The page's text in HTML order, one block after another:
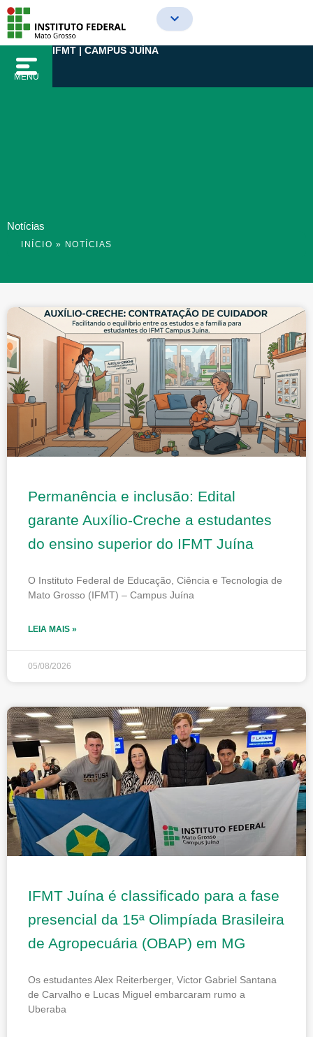
para
conteúdo
MENU
IFMT | CAMPUS JUÍNA
Notícias
INÍCIO » NOTÍCIAS
Permanência e inclusão: Edital
garante Auxílio-Creche a estudantes
do ensino superior do IFMT Juína
O Instituto Federal de Educação, Ciência e Tecnologia de
Mato Grosso (IFMT) – Campus Juína
LEIA MAIS »
05/08/2026
IFMT Juína é classificado para a fase
presencial da 15ª Olimpíada Brasileira
de Agropecuária (OBAP) em MG
Os estudantes Alex Reiterberger, Victor Gabriel Santana
de Carvalho e Lucas Miguel embarcaram rumo a
Uberaba
PagePagePagePagePage